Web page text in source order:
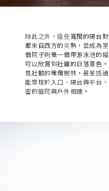
除此之外，這些寬闊的陽台
禦來自西方的炎熱 ，並成為
個院子則是一個帶游泳池的
可以欣賞到壯麗的日落景色。
見壯觀的橄欖樹林，甚至透
能穿梭於入口、陽台與平台
密的庭院與戶外相連。